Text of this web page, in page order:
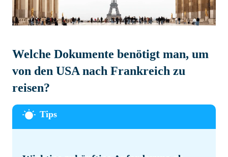
Welche Dokumente benötigt man, um
von den USA nach Frankreich zu
reisen?